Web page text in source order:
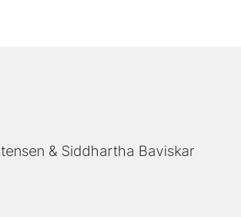
Siddhartha Baviskar